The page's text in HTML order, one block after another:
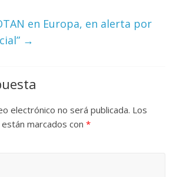
en Europa, en alerta por
→
electrónico no será publicada. Los
marcados con*